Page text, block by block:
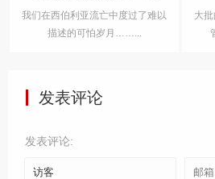
中度过了难以
大批的信徒将被拒之天堂门
管他们自称相信基督
发表评论
发表评论: